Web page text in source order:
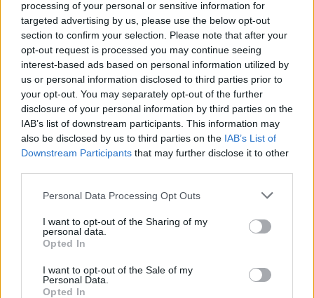
processing of your personal or sensitive information for
targeted advertising by us, please use the below opt-out
section to confirm your selection. Please note that after your
opt-out request is processed you may continue seeing
interest-based ads based on personal information utilized by
us or personal information disclosed to third parties prior to
your opt-out. You may separately opt-out of the further
disclosure of your personal information by third parties on the
IAB’s list of downstream participants. This information may
also be disclosed by us to third parties on the IAB’s List of
Downstream Participants that may further disclose it to other
Personal Data Processing Opt Outs
I want to opt-out of the Sharing of my
personal data.
Opted In
I want to opt-out of the Sale of my
Personal Data.
Opted In
Guten Morgen
Ein neuer Mitstreiter hat den weg nach Orkus
Gefunden . Meldet euch einfach.
Zuletzt bearbeitet:8 Januar 2021
7 Januar 2021
andromedar1
Laufenlerner
Guten Morgen
Wir sind ein lustiger Haufen.
Laufenlerner